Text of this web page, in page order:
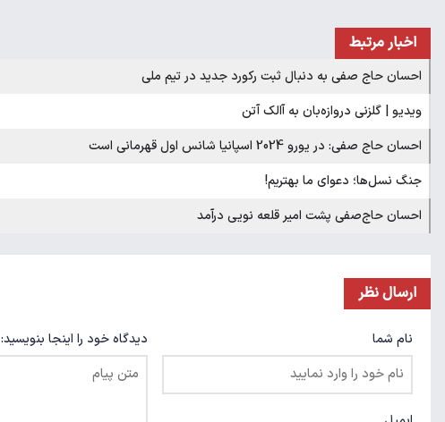
اخبار مرتبط
احسان حاج صفی به دنبال ثبت رکورد جدید در تیم ملی
ویدیو | گلزنی دروازه‌بان به آالک آتن
احسان حاج صفی: در یورو 2024 اسپانیا شانس اول قهرمانی است
جنگ نسل‌ها؛ دعوای ما بهتریم!
احسان حاج‌صفی پشت امیر قلعه نویی درآمد
ارسال نظر
نام شما دیدگاه خود را اینجا بنویسید: